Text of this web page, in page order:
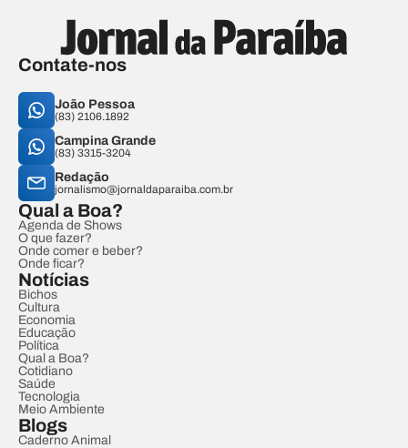
Contate-nos
João Pessoa
(83) 2106.1892
Campina Grande
(83) 3315-3204
Redação
jornalismo@jornaldaparaiba.com.br
Qual a Boa?
Agenda de Shows
O que fazer?
Onde comer e beber?
Onde ficar?
Notícias
Bichos
Cultura
Economia
Educação
Política
Qual a Boa?
Cotidiano
Saúde
Tecnologia
Meio Ambiente
Blogs
Caderno Animal